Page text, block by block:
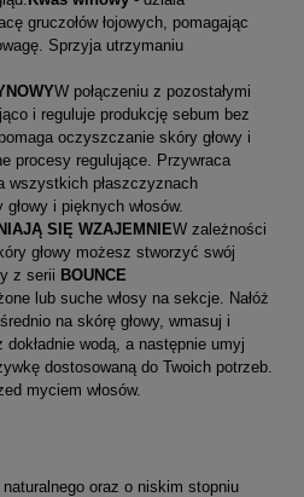
gruczołów łojowych, pomagając
Sprzyja utrzymaniu
W połączeniu z pozostałymi
i reguluje produkcję sebum bez
oczyszczanie skóry głowy i
procesy regulujące. Przywraca
wszystkich płaszczyznach
i pięknych włosów.
SIĘ WZAJEMNIEW zależności
głowy możesz stworzyć swój
z serii BOUNCE
lub suche włosy na sekcje. Nałóż
na skórę głowy, wmasuj i
wodą, a następnie umyj
dostosowaną do Twoich potrzeb.
myciem włosów.
oraz o niskim stopniu